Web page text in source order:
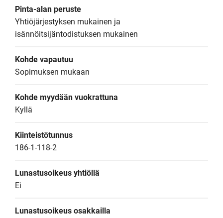
Pinta-alan peruste
Yhtiöjärjestyksen mukainen ja
isännöitsijäntodistuksen mukainen
Kohde vapautuu
Sopimuksen mukaan
Kohde myydään vuokrattuna
Kyllä
Kiinteistötunnus
186-1-118-2
Lunastusoikeus yhtiöllä
Ei
Lunastusoikeus osakkailla